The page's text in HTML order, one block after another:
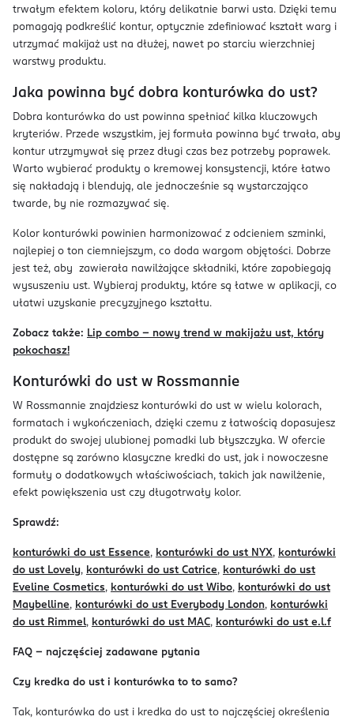
trwałym efektem koloru, który delikatnie barwi usta. Dzięki temu
pomagają podkreślić kontur, optycznie zdefiniować kształt warg i
utrzymać makijaż ust na dłużej, nawet po starciu wierzchniej
warstwy produktu.
Jaka powinna być dobra konturówka do ust?
Dobra konturówka do ust powinna spełniać kilka kluczowych
kryteriów. Przede wszystkim, jej formuła powinna być trwała, aby
kontur utrzymywał się przez długi czas bez potrzeby poprawek.
Warto wybierać produkty o kremowej konsystencji, które łatwo
się nakładają i blendują, ale jednocześnie są wystarczająco
twarde, by nie rozmazywać się.
Kolor konturówki powinien harmonizować z odcieniem szminki,
najlepiej o ton ciemniejszym, co doda wargom objętości. Dobrze
jest też, aby zawierała nawilżające składniki, które zapobiegają
wysuszeniu ust. Wybieraj produkty, które są łatwe w aplikacji, co
ułatwi uzyskanie precyzyjnego kształtu.
Zobacz także: Lip combo - nowy trend w makijażu ust, który
pokochasz!
Konturówki do ust w Rossmannie
W Rossmannie znajdziesz konturówki do ust w wielu kolorach,
formatach i wykończeniach, dzięki czemu z łatwością dopasujesz
produkt do swojej ulubionej pomadki lub błyszczyka. W ofercie
dostępne są zarówno klasyczne kredki do ust, jak i nowoczesne
formuły o dodatkowych właściwościach, takich jak nawilżenie,
efekt powiększenia ust czy długotrwały kolor.
Sprawdź:
konturówki do ust Essence, konturówki do ust NYX, konturówki
do ust Lovely, konturówki do ust Catrice, konturówki do ust
Eveline Cosmetics, konturówki do ust Wibo, konturówki do ust
Maybelline, konturówki do ust Everybody London, konturówki
do ust Rimmel, konturówki do ust MAC, konturówki do ust e.l.f
FAQ – najczęściej zadawane pytania
Czy kredka do ust i konturówka to to samo?
Tak, konturówka do ust i kredka do ust to najczęściej określenia